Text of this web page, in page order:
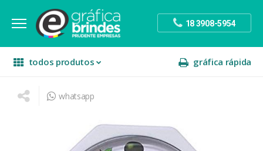
18 3908-5954
todos produtos gráfica rápida
escritório
festa
whatsapp